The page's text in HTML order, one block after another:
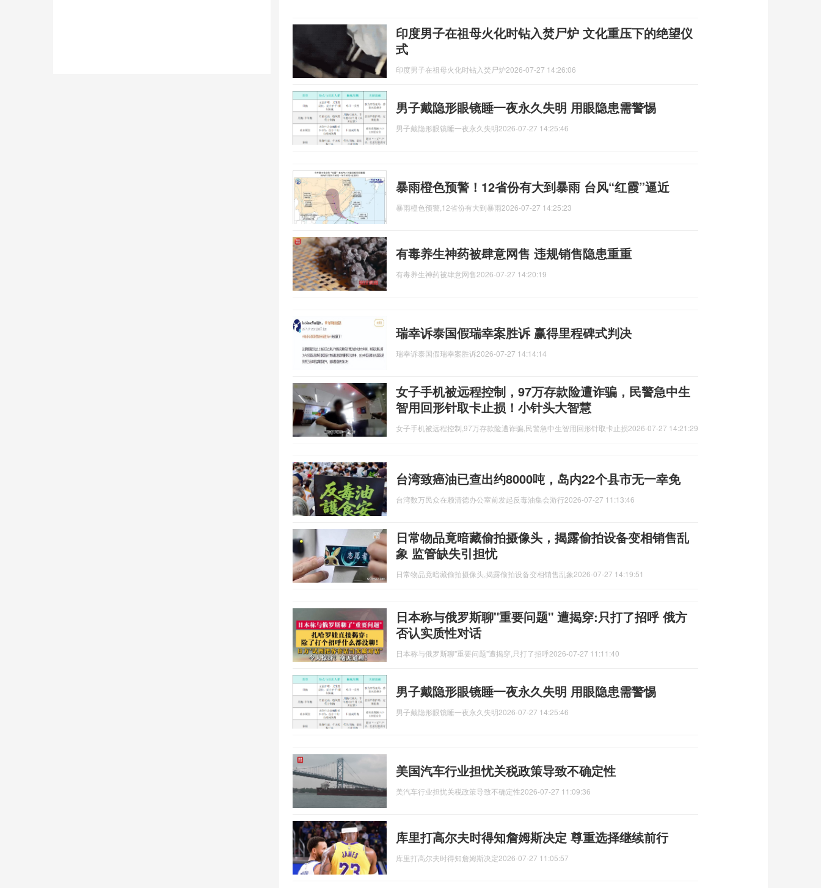
印度男子在祖母火化时钻入焚尸炉 文化重压下的绝望仪
式
印度男子在祖母火化时钻入焚尸炉2026-07-27 14:26:06
男子戴隐形眼镜睡一夜永久失明 用眼隐患需警惕
男子戴隐形眼镜睡一夜永久失明2026-07-27 14:25:46
暴雨橙色预警！12省份有大到暴雨 台风“红霞”逼近
暴雨橙色预警,12省份有大到暴雨2026-07-27 14:25:23
有毒养生神药被肆意网售 违规销售隐患重重
有毒养生神药被肆意网售2026-07-27 14:20:19
瑞幸诉泰国假瑞幸案胜诉 赢得里程碑式判决
瑞幸诉泰国假瑞幸案胜诉2026-07-27 14:14:14
女子手机被远程控制，97万存款险遭诈骗，民警急中生
智用回形针取卡止损！小针头大智慧
女子手机被远程控制,97万存款险遭诈骗,民警急中生智用回形针取卡止损2026-07-27 14:21:29
台湾致癌油已查出约8000吨，岛内22个县市无一幸免
台湾数万民众在赖清德办公室前发起反毒油集会游行2026-07-27 11:13:46
日常物品竟暗藏偷拍摄像头，揭露偷拍设备变相销售乱
象 监管缺失引担忧
日常物品竟暗藏偷拍摄像头,揭露偷拍设备变相销售乱象2026-07-27 14:19:51
日本称与俄罗斯聊"重要问题" 遭揭穿:只打了招呼 俄方
否认实质性对话
日本称与俄罗斯聊"重要问题"遭揭穿,只打了招呼2026-07-27 11:11:40
男子戴隐形眼镜睡一夜永久失明 用眼隐患需警惕
男子戴隐形眼镜睡一夜永久失明2026-07-27 14:25:46
美国汽车行业担忧关税政策导致不确定性
美汽车行业担忧关税政策导致不确定性2026-07-27 11:09:36
库里打高尔夫时得知詹姆斯决定 尊重选择继续前行
库里打高尔夫时得知詹姆斯决定2026-07-27 11:05:57